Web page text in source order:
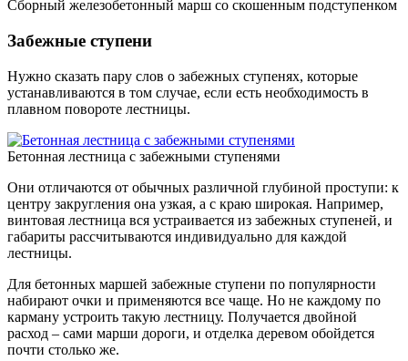
Сборный железобетонный марш со скошенным подступенком
Забежные ступени
Нужно сказать пару слов о забежных ступенях, которые
устанавливаются в том случае, если есть необходимость в
плавном повороте лестницы.
Бетонная лестница с забежными ступенями
Они отличаются от обычных различной глубиной проступи: к
центру закругления она узкая, а с краю широкая. Например,
винтовая лестница вся устраивается из забежных ступеней, и
габариты рассчитываются индивидуально для каждой
лестницы.
Для бетонных маршей забежные ступени по популярности
набирают очки и применяются все чаще. Но не каждому по
карману устроить такую лестницу. Получается двойной
расход – сами марши дороги, и отделка деревом обойдется
почти столько же.